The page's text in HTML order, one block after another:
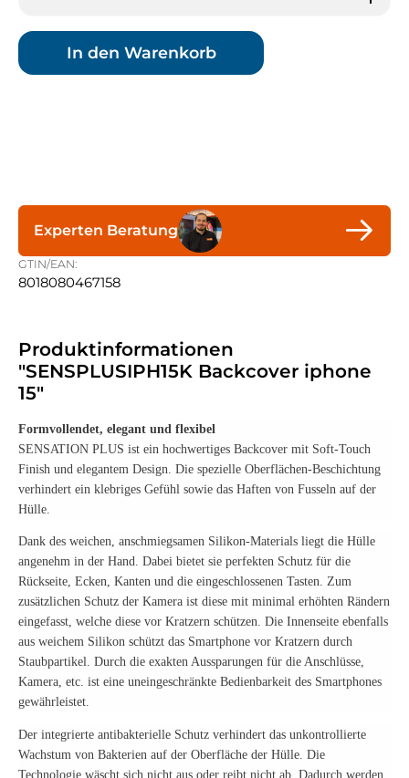
In den Warenkorb
Experten Beratung
GTIN/EAN:
8018080467158
Produktinformationen
"SENSPLUSIPH15K Backcover iphone
15"
Formvollendet, elegant und flexibel
SENSATION PLUS ist ein hochwertiges Backcover mit Soft-Touch
Finish und elegantem Design. Die spezielle Oberflächen-Beschichtung
verhindert ein klebriges Gefühl sowie das Haften von Fusseln auf der
Hülle.
Dank des weichen, anschmiegsamen Silikon-Materials liegt die Hülle
angenehm in der Hand. Dabei bietet sie perfekten Schutz für die
Rückseite, Ecken, Kanten und die eingeschlossenen Tasten. Zum
zusätzlichen Schutz der Kamera ist diese mit minimal erhöhten Rändern
eingefasst, welche diese vor Kratzern schützen. Die Innenseite ebenfalls
aus weichem Silikon schützt das Smartphone vor Kratzern durch
Staubpartikel. Durch die exakten Aussparungen für die Anschlüsse,
Kamera, etc. ist eine uneingeschränkte Bedienbarkeit des Smartphones
gewährleistet.
Der integrierte antibakterielle Schutz verhindert das unkontrollierte
Wachstum von Bakterien auf der Oberfläche der Hülle. Die
Technologie wäscht sich nicht aus oder reibt nicht ab. Dadurch werden